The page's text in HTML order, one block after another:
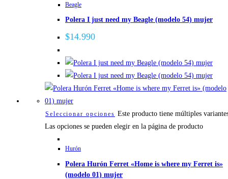
Beagle
Polera I just need my Beagle (modelo 54) mujer
$14.990
Seleccionar opciones Este producto tiene múltiples
Las opciones se pueden elegir en la página de producto
Hurón
Polera Hurón Ferret «Home is where my Ferret is»
(modelo 01) mujer